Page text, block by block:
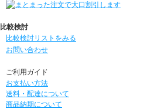
比較検討
比較検討リストをみる
お問い合わせ
ご利用ガイド
お支払い方法
送料・配達について
商品納期について